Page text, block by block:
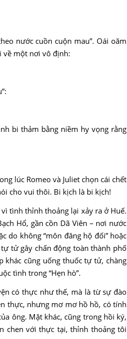
nước cuồn cuộn mau”. Oái oăm
về một nơi vô định:
bi thảm bằng niềm hy vọng rằng
lúc Romeo và Juliet chọn cái chết
cho vui thôi. Bi kịch là bi kịch!
tình thỉnh thoảng lại xảy ra ở Huế.
Hổ, gần cồn Dã Viên – nơi nước
do không “môn đăng hộ đối” hoặc
tử gây chấn động toàn thành phố
khác cũng uống thuốc tự tử, chàng
tình trong “Hẹn hò”.
có thực như thế, mà là từ sự đào
thực, nhưng mơ mơ hồ hồ, có tính
ông. Mặt khác, cũng trong hồi ký,
chen với thực tại, thỉnh thoảng tôi